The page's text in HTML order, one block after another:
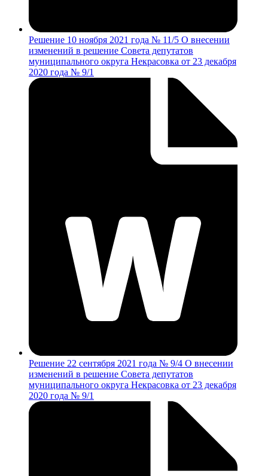
Решение 10 ноября 2021 года № 11/5 О внесении
изменений в решение Совета депутатов
муниципального округа Некрасовка от 23 декабря
2020 года № 9/1
Решение 22 сентября 2021 года № 9/4 О внесении
изменений в решение Совета депутатов
муниципального округа Некрасовка от 23 декабря
2020 года № 9/1